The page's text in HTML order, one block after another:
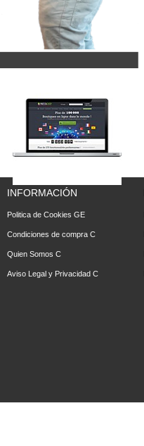
INFORMACIÓN
Politica de Cookies GE
Condiciones de compra C
Quien Somos C
Aviso Legal y Privacidad C